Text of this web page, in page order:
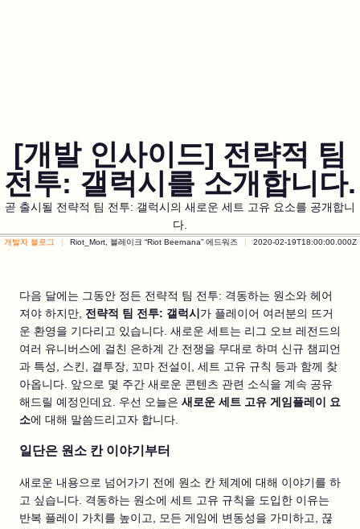
[개발 인사이드] 전략적 팀
전투: 갤럭시를 소개합니다.
곧 출시될 전략적 팀 전투: 갤럭시의 새로운 세트 고유 요소를 공개합니
다.
개발자 블로그 Riot_Mort, 블레이크 “Riot Beernana” 에드워즈 2020-02-19T18:00:00.000Z
다음 달에는 그동안 정든 전략적 팀 전투: 격동하는 원소와 헤어
져야 하지만, 전략적 팀 전투: 갤럭시 가 플레이어 여러분의 뜨거
운 환영을 기다리고 있습니다. 새로운 세트는 리그 오브 레전드의
여러 유니버스에 걸친 은하계 간 전쟁을 무대로 하며 신규 챔피언
과 특성, 스킨, 결투장, 꼬마 전설이, 세트 고유 규칙 등과 함께 찾
아옵니다. 앞으로 몇 주간 새로운 콘텐츠 관련 소식을 계속 공유
해드릴 예정인데요. 우선 오늘은 새로운 세트 고유 게임플레이 요
소에 대해 말씀드리고자 합니다.
일단은 원소 칸 이야기부터
새로운 내용으로 넘어가기 전에 원소 칸 체계에 대해 이야기를 하
고 싶습니다. 격동하는 원소에 세트 고유 규칙을 도입한 이유는
반복 플레이 가치를 높이고, 모든 게임에 변동성을 가미하고, 끊